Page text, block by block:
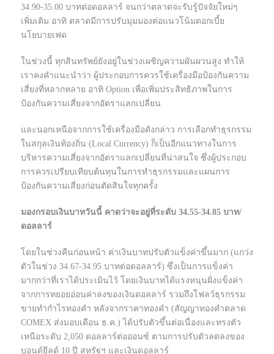
34.90-35.00 บาทต่อดอลลาร์ จนกว่าตลาดจะรับรู้ปัจจัยใหม่ๆ
เพิ่มเติม อาทิ ตลาดมีการปรับมุมมองต่อแนวโน้มดอกเบี้ย
นโยบายเฟด
ในช่วงนี้ ทุกสินทรัพย์ยังอยู่ในช่วงเผชิญความผันผวนสูง ทำให้
เราคงคำแนะนำว่า ผู้ประกอบการควรใช้เครื่องมือป้องกันความ
เสี่ยงที่หลากหลาย อาทิ Option เพื่อเพิ่มประสิทธิภาพในการ
ป้องกันความเสี่ยงจากอัตราแลกเปลี่ยน
และนอกเหนือจากการใช้เครื่องมือดังกล่าว การเลือกทำธุรกรรม
ในสกุลเงินท้องถิ่น (Local Currency) ก็เป็นอีกแนวทางในการ
บริหารความเสี่ยงจากอัตราแลกเปลี่ยนที่น่าสนใจ ซึ่งผู้ประกอบ
การควรเปรียบเทียบต้นทุนในการทำธุรกรรมและแผนการ
ป้องกันความเสี่ยงก่อนตัดสินใจทุกครั้ง
มองกรอบเงินบาทวันนี้ คาดว่าจะอยู่ที่ระดับ 34.55-34.85 บาท/
ดอลลาร์
โดยในช่วงคืนก่อนหน้า ค่าเงินบาทปรับตัวแข็งค่าขึ้นมาก (แกว่ง
ตัวในช่วง 34.67-34.95 บาทต่อดอลลาร์) ซึ่งเป็นการแข็งค่า
มากกว่าที่เราได้ประเมินไว้ โดยเงินบาทได้แรงหนุนฝั่งแข็งค่า
จากการทยอยอ่อนค่าลงของเงินดอลลาร์ รวมถึงโฟลว์ธุรกรรม
ขายทำกำไรทองคำ หลังจากราคาทองคำ (สัญญาทองคำตลาด
COMEX ส่งมอบเดือน ธ.ค.) ได้ปรับตัวขึ้นต่อเนื่องและทรงตัว
เหนือระดับ 2,050 ดอลลาร์ต่อออนซ์ ตามการปรับตัวลดลงของ
บอนด์ยีลด์ 10 ปี สหรัฐฯ และเงินดอลลาร์